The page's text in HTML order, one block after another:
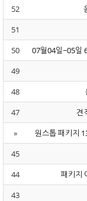
52
51
50
07월04일~05일
49
48
47
견
»
원스톱 패키지
45
44
패키지
43